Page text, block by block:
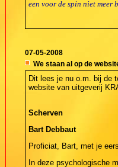
een voor de spin niet meer
07-05-2008
We staan al op de
Dit lees je nu o.m. bij de
website van uitgeverij
Scherven
Bart Debbaut
Proficiat, Bart, met je
In deze psychologische